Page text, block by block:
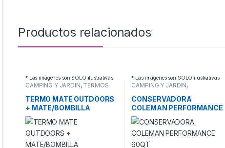
Productos relacionados
* Las imágenes son SOLO ilustrativas
CAMPING Y JARDIN, TERMOS
TERMO MATE OUTDOORS
+ MATE/BOMBILLA
* Las imágenes son SOLO ilustrativas
CAMPING Y JARDIN,
CONSERVADORA
COLEMAN PERFORMANCE
60QT